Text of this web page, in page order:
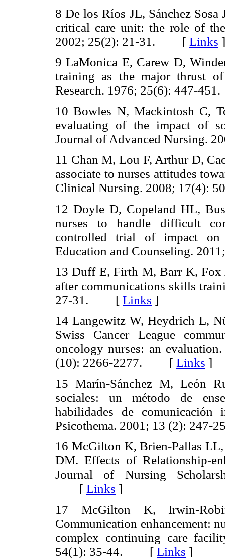
8 De los Ríos JL, Sánchez
critical care unit: the role of
2002; 25(2): 21-31. [ Links ]
9 LaMonica E, Carew D,
training as the major thrust
Research. 1976; 25(6): 447-
10 Bowles N, Mackintosh C,
evaluating of the impact of
Journal of Advanced
11 Chan M, Lou F, Arthur D,
associate to nurses attitudes
Clinical Nursing. 2008;
12 Doyle D, Copeland HL,
nurses to handle difficult
controlled trial of impact on
Education and Counseling.
13 Duff E, Firth M, Barr K,
after communications skills
27-31. [ Links ]
14 Langewitz W, Heydrich L,
Swiss Cancer League
oncology nurses: an
(10): 2266-2277. [ Links ]
15 Marín-Sánchez M, León
sociales: un método de
habilidades de comunicación
Psicothema. 2001; 13 (2):
16 McGilton K, Brien-Pallas
DM. Effects of Relationship-
Journal of Nursing
[ Links ]
17 McGilton K, Irwin-
Communication enhancement:
complex continuing care
54(1): 35-44. [ Links ]